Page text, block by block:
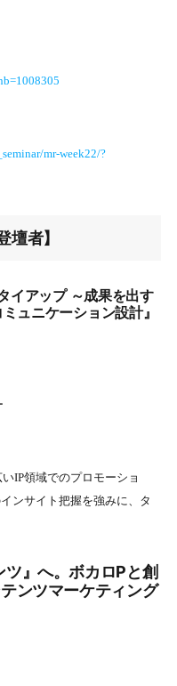
mr-week22/?
壇者】
イアップ ～成果を出す
ュニケーション設計』
IP領域でのプロモーショ
ンサイト把握を強みに、タ
ツ』へ。ボカロPと創
ンツマーケティング